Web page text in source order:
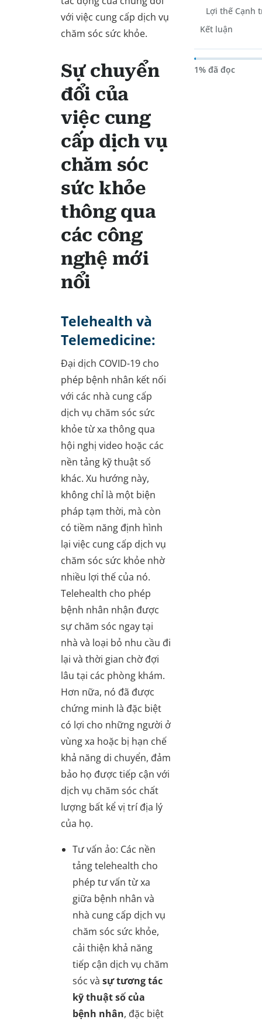
với việc cung cấp dịch vụ
chăm sóc sức khỏe.
Sự chuyển
đổi của
việc cung
cấp dịch vụ
chăm sóc
sức khỏe
thông qua
các công
nghệ mới
nổi
Telehealth và
Telemedicine:
Đại dịch COVID-19 cho
phép bệnh nhân kết nối
với các nhà cung cấp
dịch vụ chăm sóc sức
khỏe từ xa thông qua
hội nghị video hoặc các
nền tảng kỹ thuật số
khác. Xu hướng này,
không chỉ là một biện
pháp tạm thời, mà còn
có tiềm năng định hình
lại việc cung cấp dịch vụ
chăm sóc sức khỏe nhờ
nhiều lợi thế của nó.
Telehealth cho phép
bệnh nhân nhận được
sự chăm sóc ngay tại
nhà và loại bỏ nhu cầu đi
lại và thời gian chờ đợi
lâu tại các phòng khám.
Hơn nữa, nó đã được
chứng minh là đặc biệt
có lợi cho những người ở
vùng xa hoặc bị hạn chế
khả năng di chuyển, đảm
bảo họ được tiếp cận với
dịch vụ chăm sóc chất
lượng bất kể vị trí địa lý
của họ.
Tư vấn ảo: Các nền
tảng telehealth cho
phép tư vấn từ xa
giữa bệnh nhân và
nhà cung cấp dịch vụ
chăm sóc sức khỏe,
cải thiện khả năng
tiếp cận dịch vụ chăm
sóc và sự tương tác
kỹ thuật số của
bệnh nhân, đặc biệt
Lợi thế Cạnh
Kết luận
1% đã đọc